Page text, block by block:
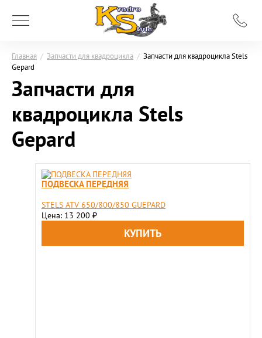
Главная / Запчасти для квадроцикла / Запчасти для квадроцикла Stels
Gepard
Запчасти для
квадроцикла Stels
Gepard
ПОДВЕСКА ПЕРЕДНЯЯ
STELS ATV 650/800/850 GUEPARD
Цена: 13 200 ₽